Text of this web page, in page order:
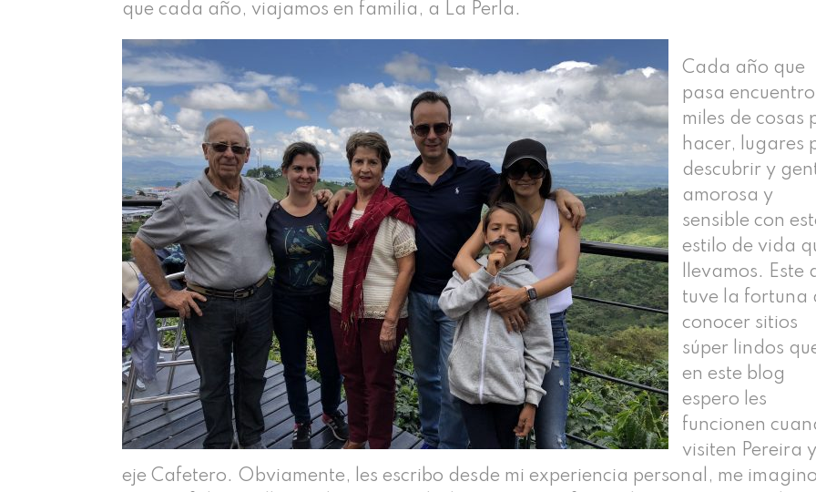
que cada año, viajamos en familia, a La Perla.
Cada año que
pasa encuentro
miles de cosas
hacer, lugares
descubrir y
amorosa y
sensible con
estilo de vida
llevamos. Este
tuve la fortuna
conocer sitios
súper lindos
en este blog
espero les
funcionen
visiten Pereira
eje Cafetero. Obviamente, les escribo desde mi experiencia personal, me imagino